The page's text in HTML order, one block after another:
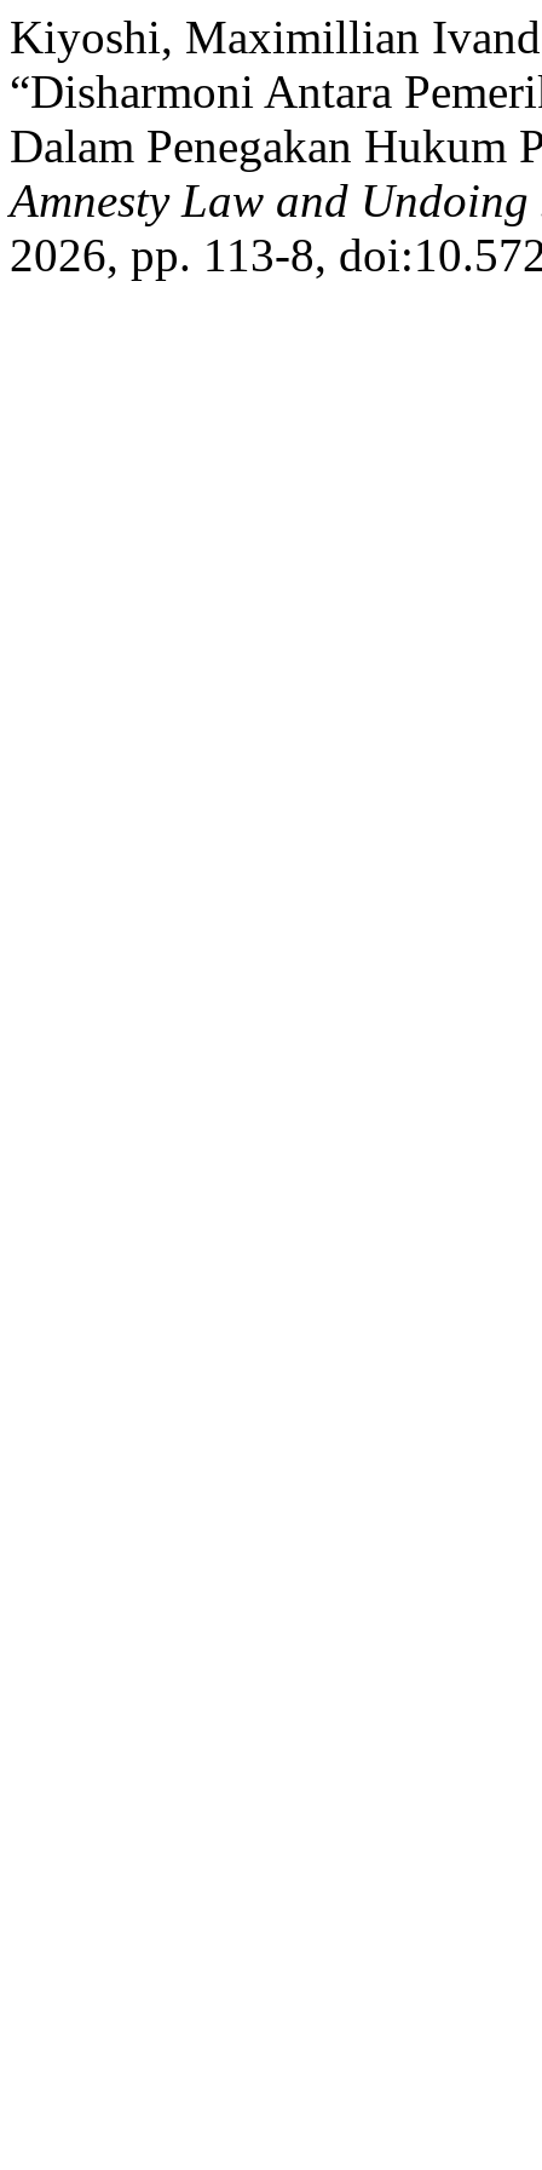
Kiyoshi, Maximillian
“Disharmoni Antara
Dalam Penegakan Hukum
Amnesty Law and
2026, pp. 113-8,